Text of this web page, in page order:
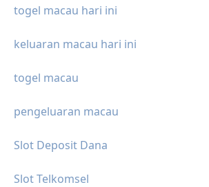
togel macau hari ini
keluaran macau hari ini
togel macau
pengeluaran macau
Slot Deposit Dana
Slot Telkomsel